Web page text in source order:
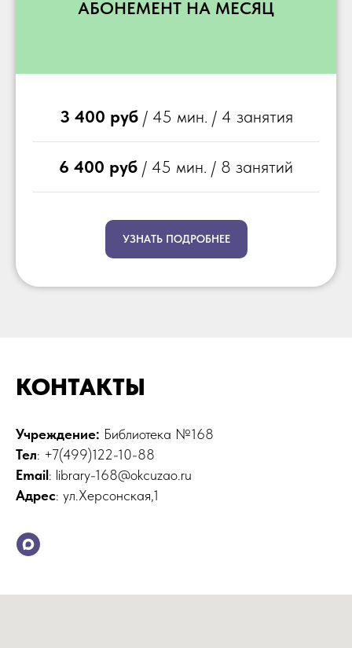
АБОНЕМЕНТ НА МЕСЯЦ
3 400 руб / 45 мин. / 4 занятия
6 400 руб / 45 мин. / 8 занятий
УЗНАТЬ ПОДРОБНЕЕ
КОНТАКТЫ
Учреждение: Библиотека №168
Тел: +7(499)122-10-88
Email: library-168@okcuzao.ru
Адрес: ул.Херсонская,1